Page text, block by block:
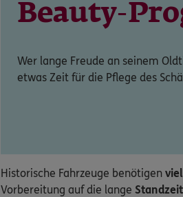
Beauty-
Wer lange Freude an seinem
etwas Zeit für die Pflege des
Historische Fahrzeuge benötigen
Vorbereitung auf die lange